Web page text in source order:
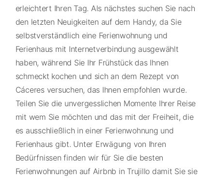
erleichtert Ihren Tag. Als nächstes suchen Sie nach
den letzten Neuigkeiten auf dem Handy, da Sie
selbstverständlich eine Ferienwohnung und
Ferienhaus mit Internetverbindung ausgewählt
haben, während Sie Ihr Frühstück das Ihnen
schmeckt kochen und sich an dem Rezept von
Cáceres versuchen, das Ihnen empfohlen wurde.
Teilen Sie die unvergesslichen Momente Ihrer Reise
mit wem Sie möchten und das mit der Freiheit, die
es ausschließlich in einer Ferienwohnung und
Ferienhaus gibt. Unter Erwägung von Ihren
Bedürfnissen finden wir für Sie die besten
Ferienwohnungen auf Airbnb in Trujillo damit Sie sie